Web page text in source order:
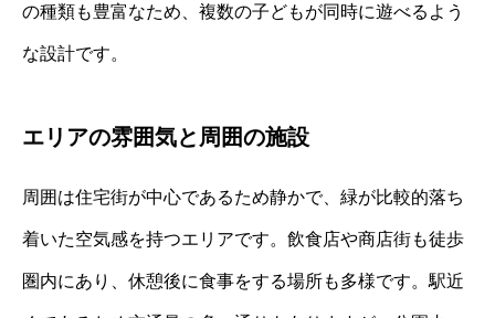
の種類も豊富なため、複数の子どもが同時に遊べるよう
な設計です。
エリアの雰囲気と周囲の施設
周囲は住宅街が中心であるため静かで、緑が比較的落ち
着いた空気感を持つエリアです。飲食店や商店街も徒歩
圏内にあり、休憩後に食事をする場所も多様です。駅近